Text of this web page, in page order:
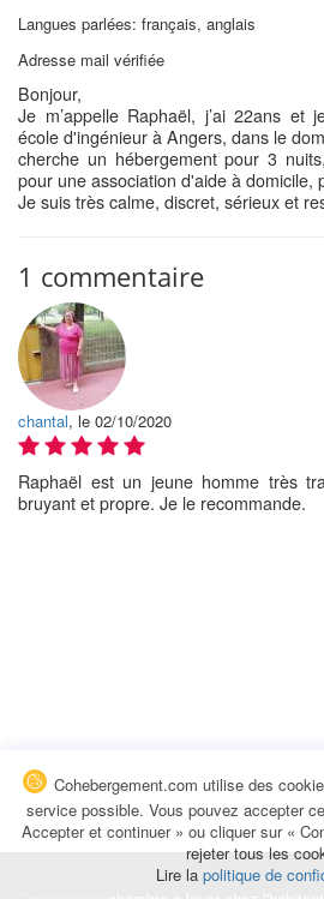
Langues parlées: français, anglais
Adresse mail vérifiée
Bonjour,
Je m’appelle Raphaël, j’ai 22ans et
école d'ingénieur à Angers, dans le
cherche un hébergement pour 3
pour une association d'aide à domicile,
Je suis très calme, discret, sérieux et
1 commentaire
chantal, le 02/10/2020
Raphaël est un jeune homme très
bruyant et propre. Je le recommande.
Cohebergement.com utilise des
service possible. Vous pouvez accepter
Accepter et continuer » ou cliquer sur «
rejeter tous les
Lire la politique de